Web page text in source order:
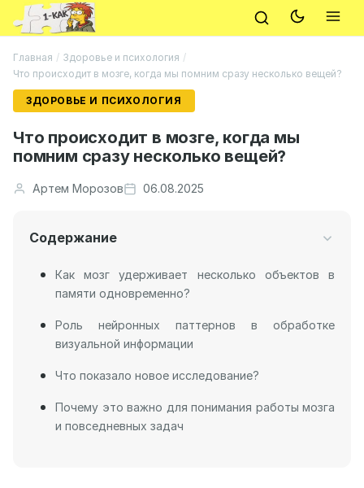
Главная / Здоровье и психология /
Что происходит в мозге, когда мы помним сразу несколько вещей?
ЗДОРОВЬЕ И ПСИХОЛОГИЯ
Что происходит в мозге, когда мы
помним сразу несколько вещей?
Артем Морозов 06.08.2025
Содержание
Как мозг удерживает несколько объектов в
памяти одновременно?
Роль нейронных паттернов в обработке
визуальной информации
Что показало новое исследование?
Почему это важно для понимания работы мозга
и повседневных задач